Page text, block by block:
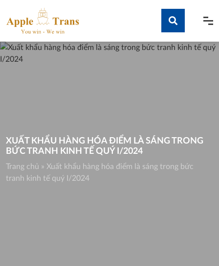
content
Tìm kiếm
XUẤT KHẨU HÀNG HÓA ĐIỂM LÀ SÁNG TRONG
BỨC TRANH KINH TẾ QUÝ I/2024
Trang chủ » Xuất khẩu hàng hóa điểm là sáng trong bức
tranh kinh tế quý I/2024